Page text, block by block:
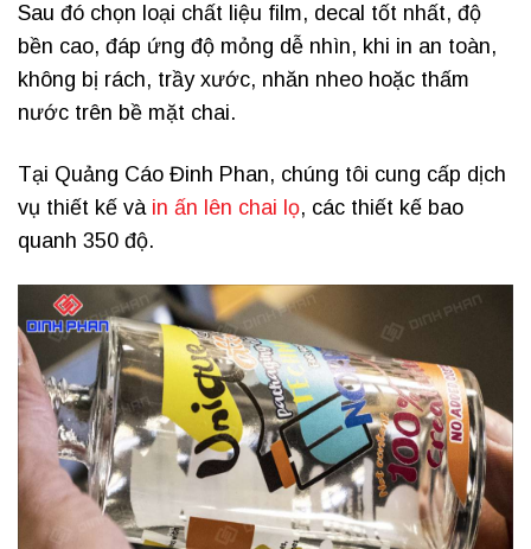
Sau đó chọn loại chất liệu film, decal tốt nhất, độ
bền cao, đáp ứng độ mỏng dễ nhìn, khi in an toàn,
không bị rách, trầy xước, nhăn nheo hoặc thấm
nước trên bề mặt chai.
Tại Quảng Cáo Đinh Phan, chúng tôi cung cấp dịch
vụ thiết kế và in ấn lên chai lọ, các thiết kế bao
quanh 350 độ.